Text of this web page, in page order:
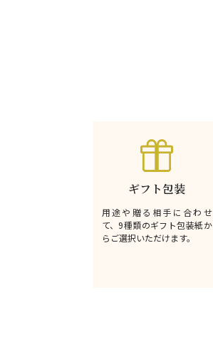
ギフト包装
用途や贈る相手に合わせ
て、9種類のギフト包装紙か
らご選択いただけます。